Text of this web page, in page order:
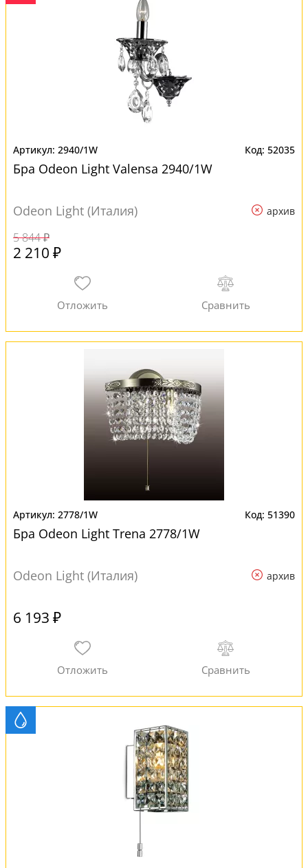
2940/1W 52035
Бра Odeon Light Valensa 2940/1W
Odeon Light (Италия) архив
5 844 ₽
2 210 ₽
2778/1W 51390
Бра Odeon Light Trena 2778/1W
Odeon Light (Италия) архив
6 193 ₽